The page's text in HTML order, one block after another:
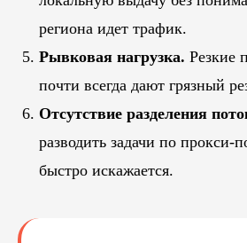
региона идет трафик.
Рывковая нагрузка. Резкие
почти всегда дают грязный
Отсутствие разделения
разводить задачи по прокси-
быстро искажается.